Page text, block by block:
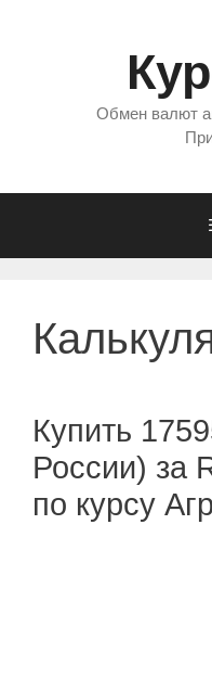
Обмен валют
Купить
России) за
по курсу